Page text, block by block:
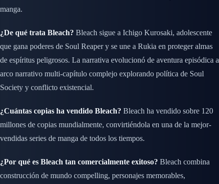
manga.
¿De qué trata Bleach? Bleach sigue a Ichigo Kurosaki, adolescente
que gana poderes de Soul Reaper y se une a Rukia en proteger almas
de espíritus peligrosos. La narrativa evolucionó de aventura episódica a
arco narrativo multi-capítulo complejo explorando política de Soul
Society y conflicto existencial.
¿Cuántas copias ha vendido Bleach? Bleach ha vendido sobre 120
millones de copias mundialmente, convirtiéndola en una de la mejor-
vendidas series de manga de todos los tiempos.
¿Por qué es Bleach tan comercialmente exitoso? Bleach combina
construcción de mundo compelling, personajes memorables,